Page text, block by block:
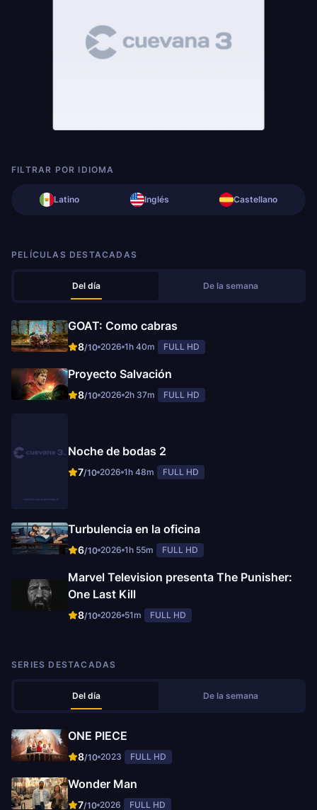
FILTRAR POR IDIOMA
Latino Inglés Castellano
PELÍCULAS DESTACADAS
Del día De la semana
GOAT: Como cabras
8/10 2026 1h 40m FULL HD
Proyecto Salvación
8/10 2026 2h 37m FULL HD
Noche de bodas 2
7/10 2026 1h 48m FULL HD
Turbulencia en la oficina
6/10 2026 1h 55m FULL HD
Marvel Television presenta The Punisher:
One Last Kill
8/10 2026 51m FULL HD
SERIES DESTACADAS
Del día De la semana
ONE PIECE
8/10 2023 FULL HD
Wonder Man
7/10 2026 FULL HD